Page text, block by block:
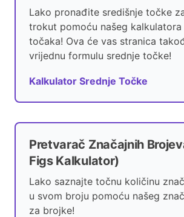
Lako pronađite središnje točke
trokut pomoću našeg kalkulatora
točaka! Ova će vas stranica
vrijednu formulu srednje točke!
Kalkulator Srednje Točke
Pretvarač Značajnih
Figs Kalkulator)
Lako saznajte točnu količinu
u svom broju pomoću našeg
za brojke!